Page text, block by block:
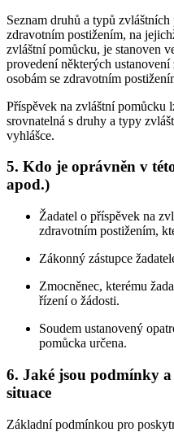
Seznam druhů a typů
zdravotním postižením, na
zvláštní pomůcku, je stanoven
provedení některých
osobám se zdravotním
Příspěvek na zvláštní pomůcku
srovnatelná s druhy a typy
vyhlášce.
5. Kdo je oprávněn v
apod.)
Žadatel o příspěvek na
zdravotním postižením,
Zákonný zástupce
Zmocněnec, kterému
řízení o žádosti.
Soudem ustanovený
pomůcka určena.
6. Jaké jsou podmínky
situace
Základní podmínkou pro